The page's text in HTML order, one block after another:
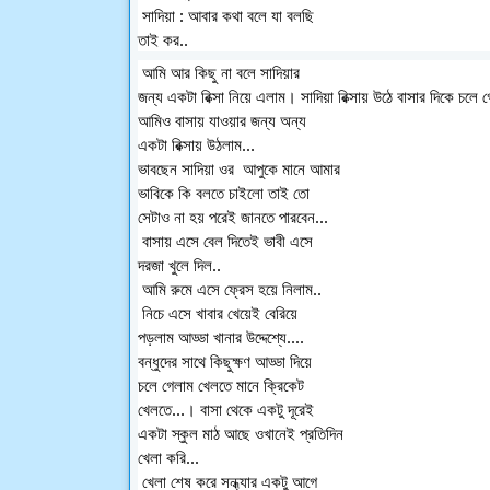
সাদিয়া : আবার কথা বলে যা বলছি
তাই কর..
আমি আর কিছু না বলে সাদিয়ার
জন্য একটা রিক্সা নিয়ে এলাম। সাদিয়া রিক্সায় উঠে বাসার দিকে চলে
আমিও বাসায় যাওয়ার জন্য অন্য
একটা রিক্সায় উঠলাম...
ভাবছেন সাদিয়া ওর  আপুকে মানে আমার
ভাবিকে কি বলতে চাইলো তাই তো
সেটাও না হয় পরেই জানতে পারবেন...
বাসায় এসে বেল দিতেই ভাবী এসে
দরজা খুলে দিল..
আমি রুমে এসে ফ্রেস হয়ে নিলাম..
নিচে এসে খাবার খেয়েই বেরিয়ে
পড়লাম আড্ডা খানার উদ্দেশ্যে....
বন্ধুদের সাথে কিছুক্ষণ আড্ডা দিয়ে
চলে গেলাম খেলতে মানে ক্রিকেট
খেলতে...। বাসা থেকে একটু দূরেই
একটা স্কুল মাঠ আছে ওখানেই প্রতিদিন
খেলা করি...
খেলা শেষ করে সন্ধ্যার একটু আগে